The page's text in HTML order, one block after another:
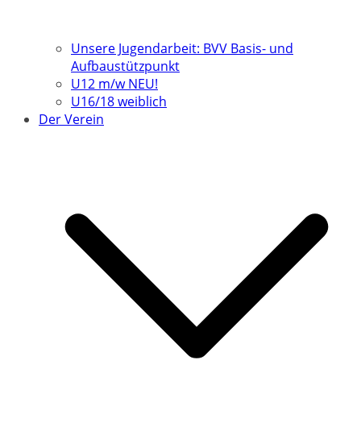
Unsere Jugendarbeit: BVV Basis- und
Aufbaustützpunkt
U12 m/w NEU!
U16/18 weiblich
Der Verein